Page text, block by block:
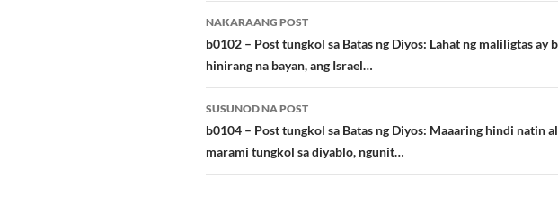
Post
navigation
NAKARAANG POST
b0102 – Post tungkol sa Batas ng Diyos: Lahat ng maliligtas ay
hinirang na bayan, ang Israel…
SUSUNOD NA POST
b0104 – Post tungkol sa Batas ng Diyos: Maaaring hindi natin
marami tungkol sa diyablo, ngunit…